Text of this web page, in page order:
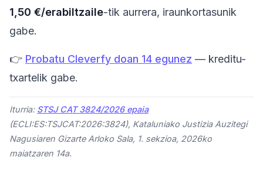
1,50 €/erabiltzaile-tik aurrera, iraunkortasunik
gabe.
👉 Probatu Cleverfy doan 14 egunez — kreditu-
txartelik gabe.
Iturria: STSJ CAT 3824/2026 epaia
(ECLI:ES:TSJCAT:2026:3824), Kataluniako Justizia Auzitegi
Nagusiaren Gizarte Arloko Sala, 1. sekzioa, 2026ko
maiatzaren 14a.